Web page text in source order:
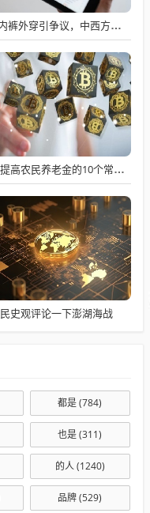
Lisa内裤外穿引争议，中西方性感理解不同？
反对提高农民养老金的10个常见借口——别再用套话敷衍
史观评论一下澎湖海战
都是(784)
也是(311)
的人(1240)
品牌(529)